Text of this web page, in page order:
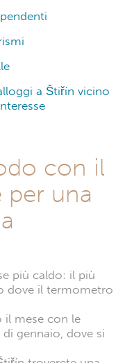
a Štiřín vicino
con il
una
più caldo: il più
dove il termometro
il mese con le
gennaio, dove si